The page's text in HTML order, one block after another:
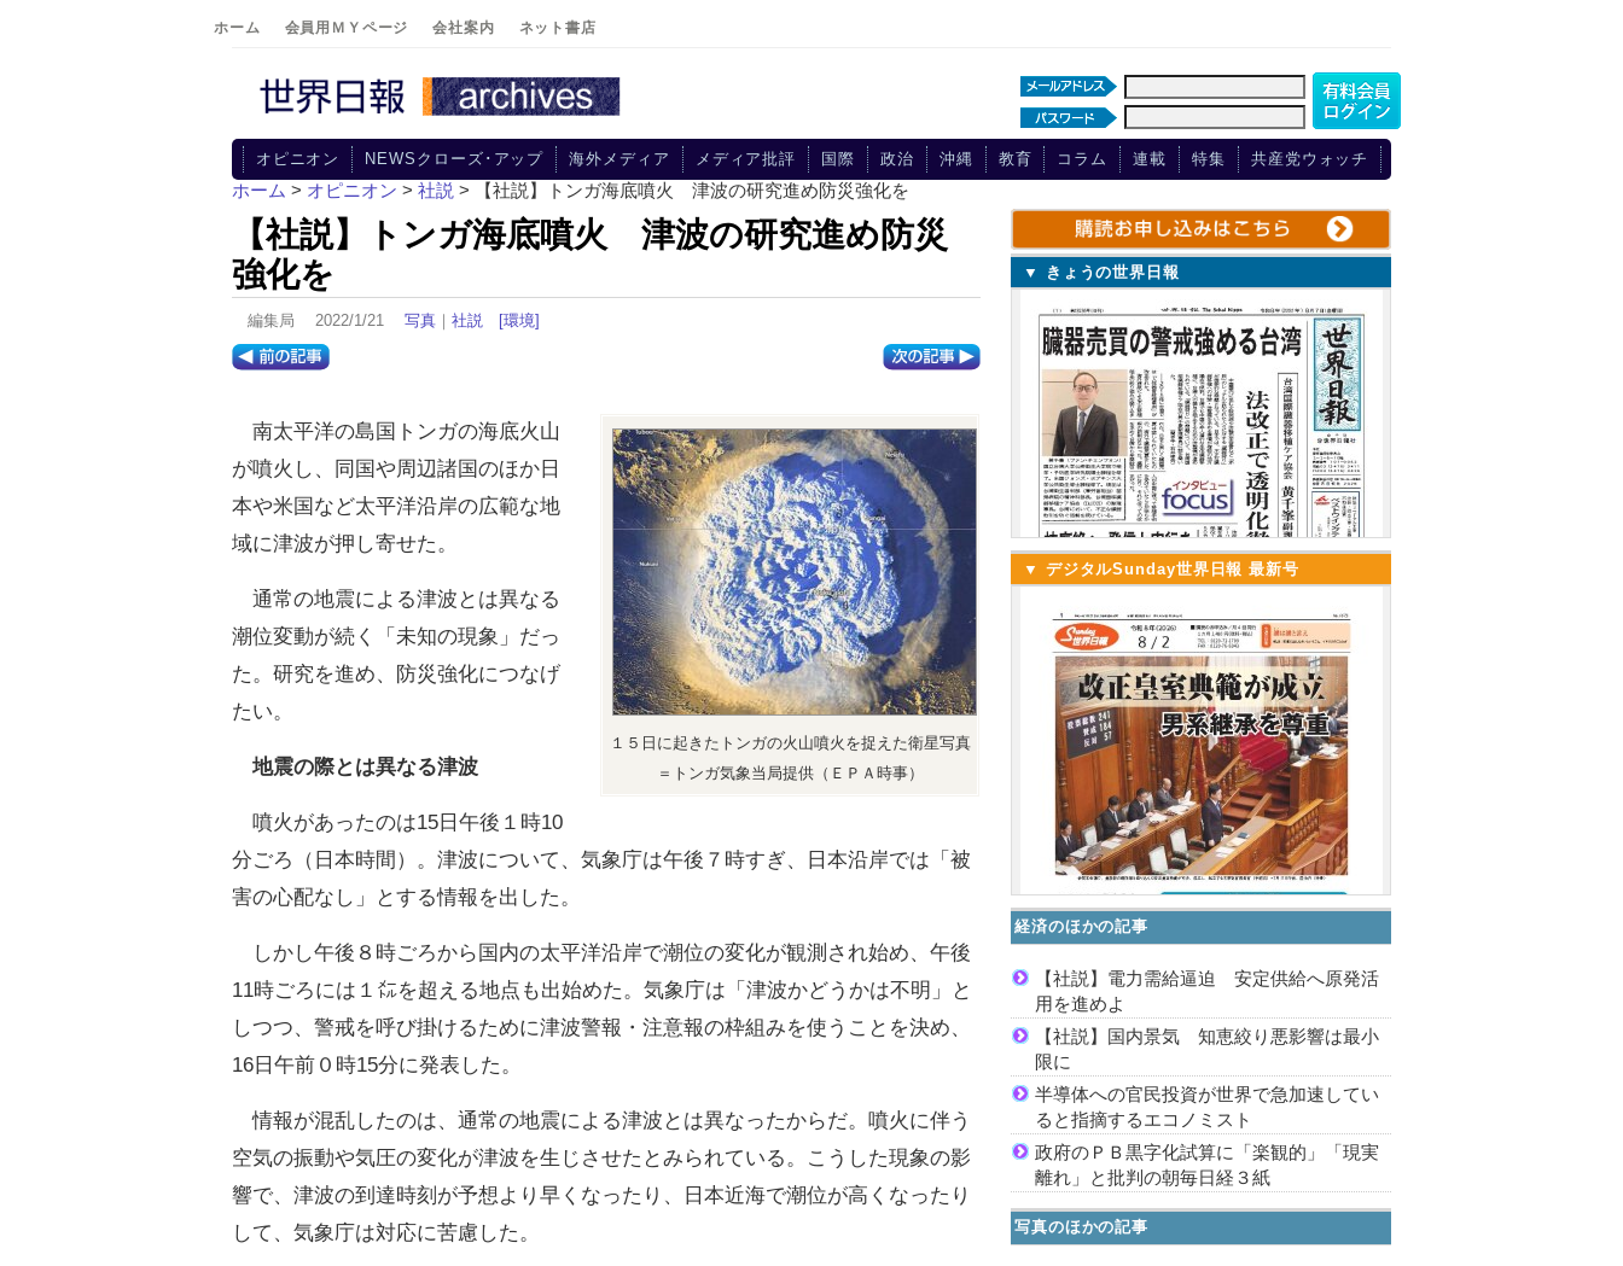
ホーム 会員用ＭＹページ 会社案内 ネット書店
オピニオン NEWSクローズ･アップ 海外メディア メディア批評 国際 政治 沖縄 教育 コラム 連載 特集 共産党ウォッチ
ホーム > オピニオン > 社説 > 【社説】トンガ海底噴火 津波の研究進め防災強化を
【社説】トンガ海底噴火 津波の研究進め防災
強化を
編集局 2022/1/21 写真 ｜ 社説 [環境]
１５日に起きたトンガの火山噴火を捉えた衛星写真
＝トンガ気象当局提供（ＥＰＡ時事）
南太平洋の島国トンガの海底火山
が噴火し、同国や周辺諸国のほか日
本や米国など太平洋沿岸の広範な地
域に津波が押し寄せた。
通常の地震による津波とは異なる
潮位変動が続く「未知の現象」だっ
た。研究を進め、防災強化につなげ
たい。
地震の際とは異なる津波
噴火があったのは15日午後１時10
分ごろ（日本時間）。津波について、気象庁は午後７時すぎ、日本沿岸では「被
害の心配なし」とする情報を出した。
しかし午後８時ごろから国内の太平洋沿岸で潮位の変化が観測され始め、午後
11時ごろには１㍍を超える地点も出始めた。気象庁は「津波かどうかは不明」と
しつつ、警戒を呼び掛けるために津波警報・注意報の枠組みを使うことを決め、
16日午前０時15分に発表した。
情報が混乱したのは、通常の地震による津波とは異なったからだ。噴火に伴う
空気の振動や気圧の変化が津波を生じさせたとみられている。こうした現象の影
響で、津波の到達時刻が予想より早くなったり、日本近海で潮位が高くなったり
して、気象庁は対応に苦慮した。
▼ きょうの世界日報
▼ デジタルSunday世界日報 最新号
経済のほかの記事
【社説】電力需給逼迫 安定供給へ原発活
用を進めよ
【社説】国内景気 知恵絞り悪影響は最小
限に
半導体への官民投資が世界で急加速してい
ると指摘するエコノミスト
政府のＰＢ黒字化試算に「楽観的」「現実
離れ」と批判の朝毎日経３紙
写真のほかの記事